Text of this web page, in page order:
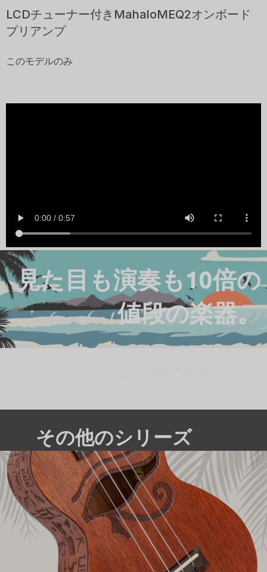
LCDチューナー付きMahaloMEQ2オンボード
プリアンプ
このモデルのみ
見た目も演奏も10倍の
値段の楽器。
その他のシリーズ